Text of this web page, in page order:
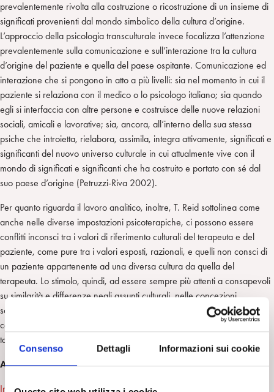
Consenso Dettagli Informazioni sui cookie
prevalentemente rivolta alla costruzione o ricostruzione di un insieme di
significati provenienti dal mondo simbolico della cultura d’origine.
L’approccio della psicologia transculturale invece focalizza l’attenzione
prevalentemente sulla comunicazione e sull’interazione tra la cultura
d’origine del paziente e quella del paese ospitante. Comunicazione ed
interazione che si pongono in atto a più livelli: sia nel momento in cui il
paziente si relaziona con il medico o lo psicologo italiano; sia quando
egli si interfaccia con altre persone e costruisce delle nuove relazioni
sociali, amicali e lavorative; sia, ancora, all’interno della sua stessa
psiche che introietta, rielabora, assimila, integra attivamente, significati e
significanti del nuovo universo culturale in cui attualmente vive con il
mondo di significati e significanti che ha costruito e portato con sé dal
suo paese d’origine (Petruzzi-Riva 2002).
Per quanto riguarda il lavoro analitico, inoltre, T. Reid sottolinea come
anche nelle diverse impostazioni psicoterapiche, ci possono essere
conflitti inconsci tra i valori di riferimento culturali del terapeuta e del
paziente, come pure tra i valori esposti, razionali, e quelli non consci di
un paziente appartenente ad una diversa cultura da quella del
terapeuta. Lo stimolo, quindi, ad essere sempre più attenti a consapevoli
su similarità e differenze negli assunti culturali, nelle concezioni
sottoculturali nascoste, tra terapeuti e pazienti, può permetterci di
cogliere le modalità di “resistenza” del paziente che esprimono proprio
tale conflitto tra fattori culturali inconsci e comportamenti manifesti.
APPROFONDIMENTI
Intervista a Marie Rose Moro